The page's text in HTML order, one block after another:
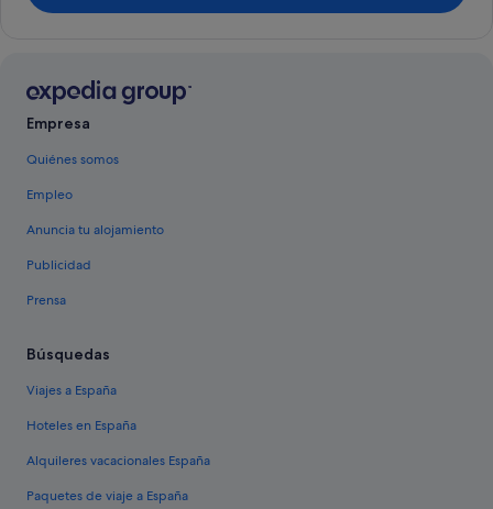
Empresa
Quiénes somos
Empleo
Anuncia tu alojamiento
Publicidad
Prensa
Búsquedas
Viajes a España
Hoteles en España
Alquileres vacacionales España
Paquetes de viaje a España